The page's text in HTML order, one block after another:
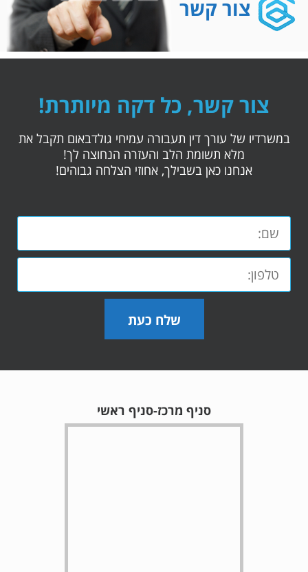
צור קשר
צור קשר, כל דקה מיותרת!
במשרדיו של עורך דין תעבורה עמיחי גולדבאום תקבל את
מלא תשומת הלב והעזרה הנחוצה לך!
אנחנו כאן בשבילך, אחוזי הצלחה גבוהים!
שלח כעת
סניף מרכז-סניף ראשי